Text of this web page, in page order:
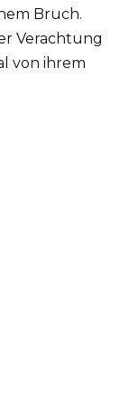
Bruch.
Verachtung
von ihrem